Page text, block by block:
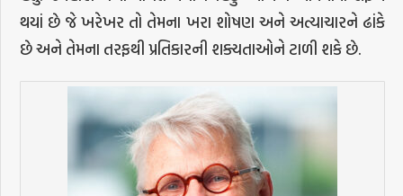
થયાં છે જે ખરેખર તો તેમના ખરા શોષણ અને અત્યાચારને ઢાંકે
છે અને તેમના તરફથી પ્રતિકારની શક્યતાઓને ટાળી શકે છે.